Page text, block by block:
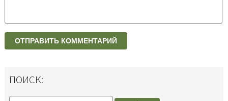
ПОИСК: